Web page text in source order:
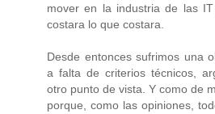
mover en la industria de las
costara lo que costara.
Desde entonces sufrimos una
a falta de criterios técnicos,
otro punto de vista. Y como de
porque, como las opiniones,